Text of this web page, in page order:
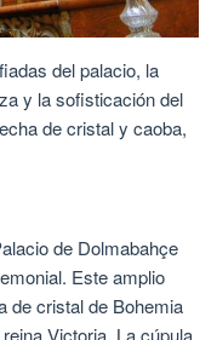
del palacio, la
y la sofisticación del
de cristal y caoba,
de Dolmabahçe
Este amplio
de cristal de Bohemia
Victoria. La cúpula